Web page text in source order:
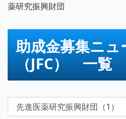
薬研究振興財団
助成金募集ニュ
（JFC） 一覧